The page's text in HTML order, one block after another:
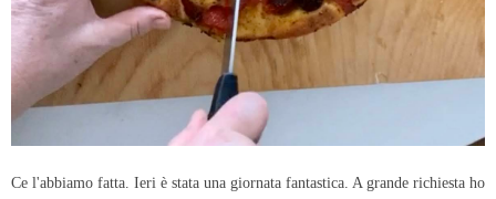
Ce l'abbiamo fatta. Ieri è stata una giornata fantastica. A grande richiesta ho